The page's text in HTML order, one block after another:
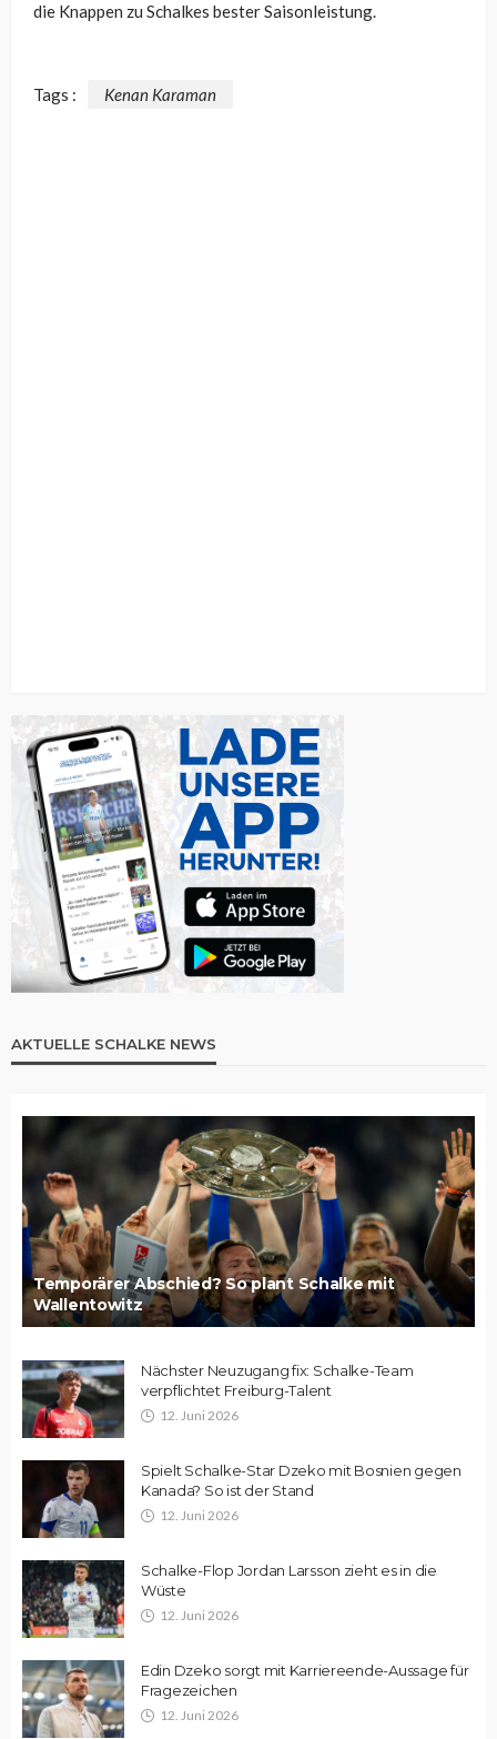
die Knappen zu Schalkes bester Saisonleistung.
Tags : Kenan Karaman
AKTUELLE SCHALKE NEWS
Temporärer Abschied? So plant Schalke mit
Wallentowitz
Nächster Neuzugang fix: Schalke-Team
verpflichtet Freiburg-Talent
12. Juni 2026
Spielt Schalke-Star Dzeko mit Bosnien gegen
Kanada? So ist der Stand
12. Juni 2026
Schalke-Flop Jordan Larsson zieht es in die
Wüste
12. Juni 2026
Edin Dzeko sorgt mit Karriereende-Aussage für
Fragezeichen
12. Juni 2026